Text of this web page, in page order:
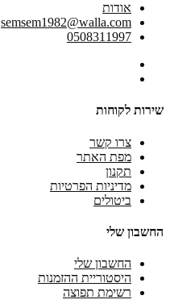
אודות
semsem1982@walla.com
0508311997
שירות לקוחות
צרו קשר
מפת האתר
תקנון
מדיניות הפרטיות
ביטולים
החשבון שלי
החשבון שלי
היסטוריית ההזמנות
רשימת תפוצה